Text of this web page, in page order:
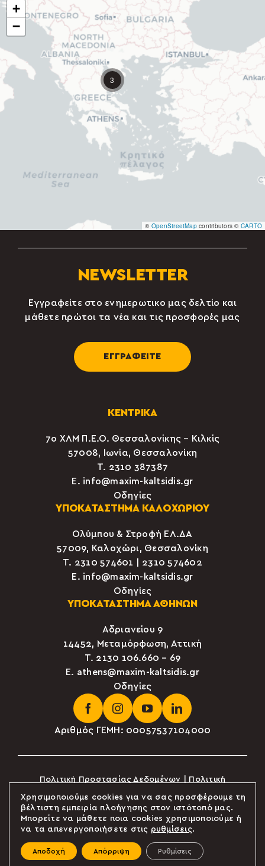
3
+
−
© OpenStreetMapcontributors © CARTO
NEWSLETTER
Εγγραφείτε στο ενημερωτικo μας δελτίο και
μάθετε πρώτοι τα νέα και τις προσφορές μας
ΕΓΓΡΑΦΕΙΤΕ
ΚΕΝΤΡΙΚΑ
7ο ΧΛΜ Π.Ε.Ο. Θεσσαλονίκης – Κιλκίς
57008, Ιωνία, Θεσσαλονίκη
Τ. 2310 387387
E. info@maxim-kaltsidis.gr
Οδηγίες
ΥΠΟΚΑΤΑΣΤΗΜΑ ΚΑΛΟΧΩΡΙΟΥ
Ολύμπου & Στροφή ΕΛ.ΔΑ
57009, Καλοχώρι, Θεσσαλονίκη
Τ. 2310 574601
2310 574602
E. info@maxim-kaltsidis.gr
Οδηγίες
ΥΠΟΚΑΤΑΣΤΗΜΑ ΑΘΗΝΩΝ
Αδριανείου 9
14452, Μεταμόρφωση, Αττική
Τ. 2130 106.660 – 69
E. athens@maxim-kaltsidis.gr
Οδηγίες
Αριθμός ΓΕΜΗ: 00057537104000
Powered by
© 2024 ΜΑΞΙΜ ΚΑΛΤΣΙΔΗΣ Α.Ε. All
Rights Reserved
Πολιτική Προστασίας Δεδομένων
Πολιτική
πρόληψης
Ηλεκτρονική τιμολόγηση
Συμμόρφωση κατά της δωροδοκίας και της
διαφθοράς
Χρησιμοποιούμε cookies για να σας προσφέρουμε τη
βέλτιστη εμπειρία πλοήγησης στον ιστότοπό μας.
Μπορείτε να μάθετε ποια cookies χρησιμοποιούμε ή
να τα απενεργοποιήσετε στις ρυθμίσεις.
Αποδοχή Απόρριψη Ρυθμίσεις